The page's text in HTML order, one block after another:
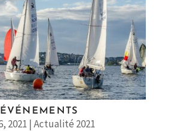
2021 | Actualité 2021